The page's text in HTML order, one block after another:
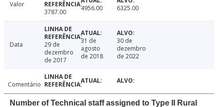
Valor
3787.00
4956.00 6325.00
Data
29 de
dezembro
de 2017
31 de
agosto
de 2018
30 de
dezembro
de 2022
Comentário
Number of Technical staff assigned to Type II Rural